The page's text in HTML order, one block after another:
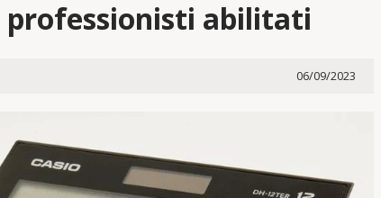
professionisti abilitati
06/09/2023